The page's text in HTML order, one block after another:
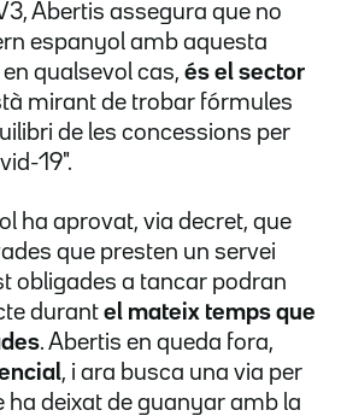
Abertis assegura que no
espanyol amb aquesta
qualsevol cas, és el sector
mirant de trobar fórmules
de les concessions per
19".
ha aprovat, via decret, que
que presten un servei
obligades a tancar podran
durant el mateix temps que
. Abertis en queda fora,
, i ara busca una via per
ha deixat de guanyar amb la